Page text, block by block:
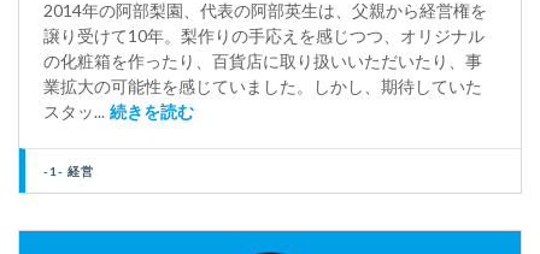
2014年の阿部梨園、代表の阿部英生は、父親から経営権を
譲り受けて10年。梨作りの手応えを感じつつ、オリジナル
の化粧箱を作ったり、百貨店に取り扱いいただいたり、事
業拡大の可能性を感じていました。しかし、期待していた
スタッ... 続きを読む
-1- 経営